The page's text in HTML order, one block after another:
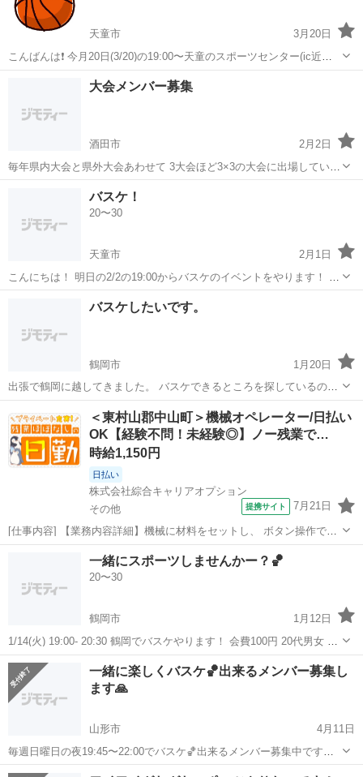
天童市
3月20日
こんばんは❗️ 今月20日(3/20)の19:00〜天童のスポーツセンター(ic近く)
でバスケします！🏀 現在10名程度なのでもっとメンバーが欲しく募集バスケットボール
大会メンバー募集
酒田市
2月2日
毎年県内大会と県外大会あわせて 3大会ほど3×3の大会に出場していま
す。 ミックスの大会や初心者クラスが出ていたりする レベルが低い大
会があるので女性や初心者でも可です。 あまり練習には出れないけれ
バスケ！
20〜30
天童市
2月1日
こんにちは！ 明日の2/2の19:00からバスケのイベントをやります！ 場
所は天童の運動公園です！！！ 来る人達も20代の人しか居ないので皆
んなパワフルです🤣 現在10人弱しか居ないのですが30人ほど集めたい
バスケットボール
バスケしたいです。
鶴岡市
1月20日
出張で鶴岡に越してきました。 バスケできるところを探しているので
すが、なかなか見つかりません。 どこかできるとこがあるならばお誘
いいただければと思います。 ちなみに小学校からバスケしてました！
バスケットボール
＜東村山郡中山町＞機械オペレーター/日払い
OK【経験不問！未経験◎】ノー残業で…
時給1,150円
日払い
株式会社綜合キャリアオプション
その他
提携サイト 7月21日
[仕事内容] 【業務内容詳細】機械に材料をセットし、 ボタン操作で自
動加工。 加工用の材料セット→加工が終わった部品を取り出し、 寸法
や見た目をチェック→機械や工具の簡単な清掃・点検【取扱製品情
工場
一緒にスポーツしませんかー？🏀
20〜30
鶴岡市
1月12日
1/14(火) 19:00- 20:30 鶴岡でバスケやります！ 会費100円 20代男女 み
んなで楽しくスポーツしましょー⸜(* ॑꒳ ॑* )⸝ 参加したいって方はメッセ
ージください！
山形 バスケットボール
一緒に楽しくバスケ🏀出来るメンバー募集し
ます🙏
山形市
4月11日
毎週日曜日の夜19:45〜22:00でバスケ🏀出来るメンバー募集中です！
市内の学校を借りてますので参加費もいりません👌他の曜日も活動し
山形 バスケットボール バスケ